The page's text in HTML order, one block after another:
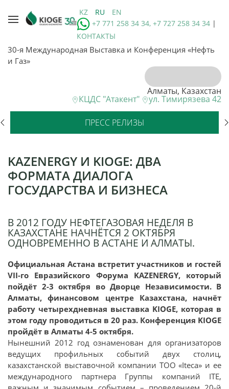
KZ RU
EN
+7 771 258 34 34, +7 727 258 34 34 |
КОНТАКТЫ
30-я Международная Выставка и Конференция «Нефть
и Газ»
Алматы, Казахстан
КЦДС "Атакент" ул. Тимирязева 42
ПРЕСС РЕЛИЗЫ
KAZENERGY И KIOGE: ДВА
ФОРМАТА ДИАЛОГА
ГОСУДАРСТВА И БИЗНЕСА
В 2012 ГОДУ НЕФТЕГАЗОВАЯ НЕДЕЛЯ В
КАЗАХСТАНЕ НАЧНЁТСЯ 2 ОКТЯБРЯ
ОДНОВРЕМЕННО В АСТАНЕ И АЛМАТЫ.
Официальная Астана встретит участников и гостей
VII-го Евразийского Форума KAZENERGY, который
пойдёт 2-3 октября во Дворце Независимости. В
Алматы, финансовом центре Казахстана, начнёт
работу четырехдневная выставка KIOGE, которая в
этом году проводиться в 20 раз. Конференция KIOGE
пройдёт в Алматы 4-5 октября.
Нынешний 2012 год ознаменован для организаторов
ведущих профильных событий двух столиц,
казахстанской выставочной компании ТОО «Iteca» и ее
международного партнера Группы компаний ITE,